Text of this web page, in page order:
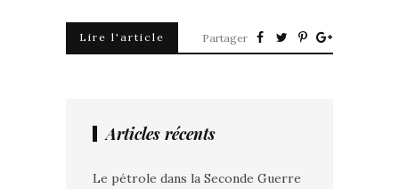
Lire l'article Partager
Articles récents
Le pétrole dans la Seconde Guerre